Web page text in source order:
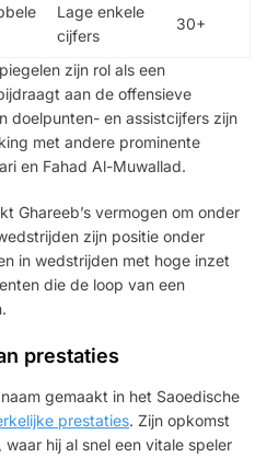
Lage enkele
cijfers
30+
zijn rol als een
aan de offensieve
doelpunten- en assistcijfers zijn
met andere prominente
en Fahad Al-Muwallad.
Ghareeb’s vermogen om onder
zijn positie onder
in wedstrijden met hoge inzet
die de loop van een
prestaties
gemaakt in het Saoedische
prestaties. Zijn opkomst
hij al snel een vitale speler